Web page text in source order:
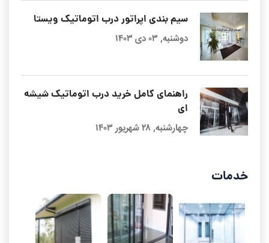
سیم بندی اپراتور درب اتوماتیک ویستا
دوشنبه, ۰۳ دی ۱۴۰۳
راهنمای کامل خرید درب اتوماتیک شیشه
ای
چهارشنبه, ۲۸ شهریور ۱۴۰۳
خدمات